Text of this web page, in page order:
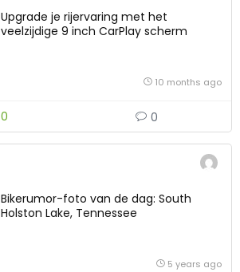
Upgrade je rijervaring met het
veelzijdige 9 inch CarPlay scherm
10 months ago
0 0
Bikerumor-foto van de dag: South
Holston Lake, Tennessee
5 years ago